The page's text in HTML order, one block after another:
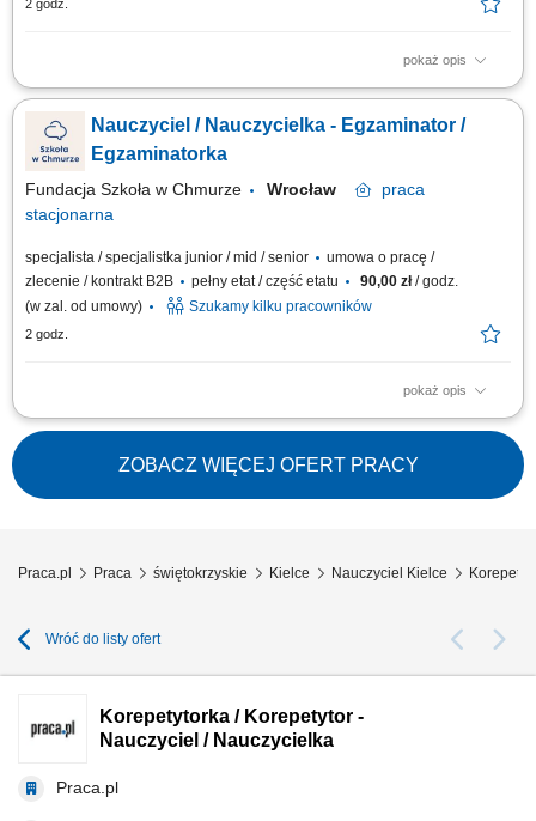
2 godz.
pokaż opis
Twój zakres obowiązków: stacjonarne przeprowadzanie egzaminów
ustnych i pisemnych dla uczniów naszej szkoły, dbanie o spokojną i
wspierającą atmosferę podczas egzaminów na żywo, czuwanie nad
prawidłowym przebiegiem egzaminów, uzupełnianie dokumentacji
egzaminacyjnej, współpraca z...
Nauczyciel / Nauczycielka - Egzaminator /
Egzaminatorka
Fundacja Szkoła w Chmurze Wrocław
praca
stacjonarna
specjalista / specjalistka junior / mid / senior
umowa o pracę /
zlecenie / kontrakt B2B
pełny etat / część etatu 90,00 zł/ godz.
(w zal. od umowy)
Szukamy kilku pracowników
2 godz.
pokaż opis
Twój zakres obowiązków: stacjonarne przeprowadzanie egzaminów
ustnych i pisemnych dla uczniów naszej szkoły, dbanie o spokojną i
wspierającą atmosferę podczas egzaminów na żywo, czuwanie nad
prawidłowym przebiegiem egzaminów, uzupełnianie dokumentacji
egzaminacyjnej, współpraca z...
ZOBACZ WIĘCEJ OFERT PRACY
Praca.pl Praca świętokrzyskie Kielce Nauczyciel Kielce
Wróć do listy ofert
Korepetytorka / Korepetytor -
Nauczyciel / Nauczycielka
Praca.pl